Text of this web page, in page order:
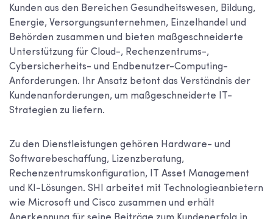
Kunden aus den Bereichen Gesundheitswesen, Bildung,
Energie, Versorgungsunternehmen, Einzelhandel und
Behörden zusammen und bieten maßgeschneiderte
Unterstützung für Cloud-, Rechenzentrums-,
Cybersicherheits- und Endbenutzer-Computing-
Anforderungen. Ihr Ansatz betont das Verständnis der
Kundenanforderungen, um maßgeschneiderte IT-
Strategien zu liefern.
Zu den Dienstleistungen gehören Hardware- und
Softwarebeschaffung, Lizenzberatung,
Rechenzentrumskonfiguration, IT Asset Management
und KI-Lösungen. SHI arbeitet mit Technologieanbietern
wie Microsoft und Cisco zusammen und erhält